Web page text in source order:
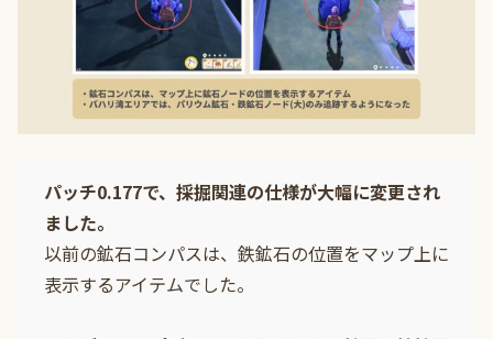
パッチ0.177で、採掘関連の仕様が大幅に変更され
ました。
以前の鉱石コンパスは、鉄鉱石の位置をマップ上に
表示するアイテムでした。